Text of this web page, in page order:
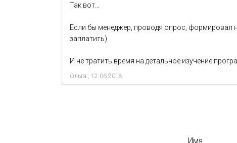
Ольга , 12.06.2018
Так вот...
Если бы менеджер, проводя опрос, формировал
заплатить)
И не тратить время на детальное изучение
Имя